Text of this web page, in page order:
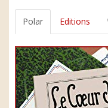
Polar Editions